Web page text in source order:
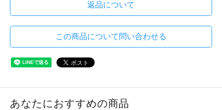
返品について
この商品について問い合わせる
あなたにおすすめの商品